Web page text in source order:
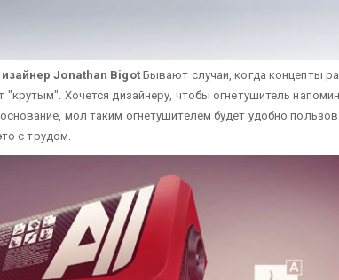
Jonathan BigotБывают случаи, когда концепты
Хочется дизайнеру, чтобы огнетушитель
мол таким огнетушителем будет удобно
с трудом.